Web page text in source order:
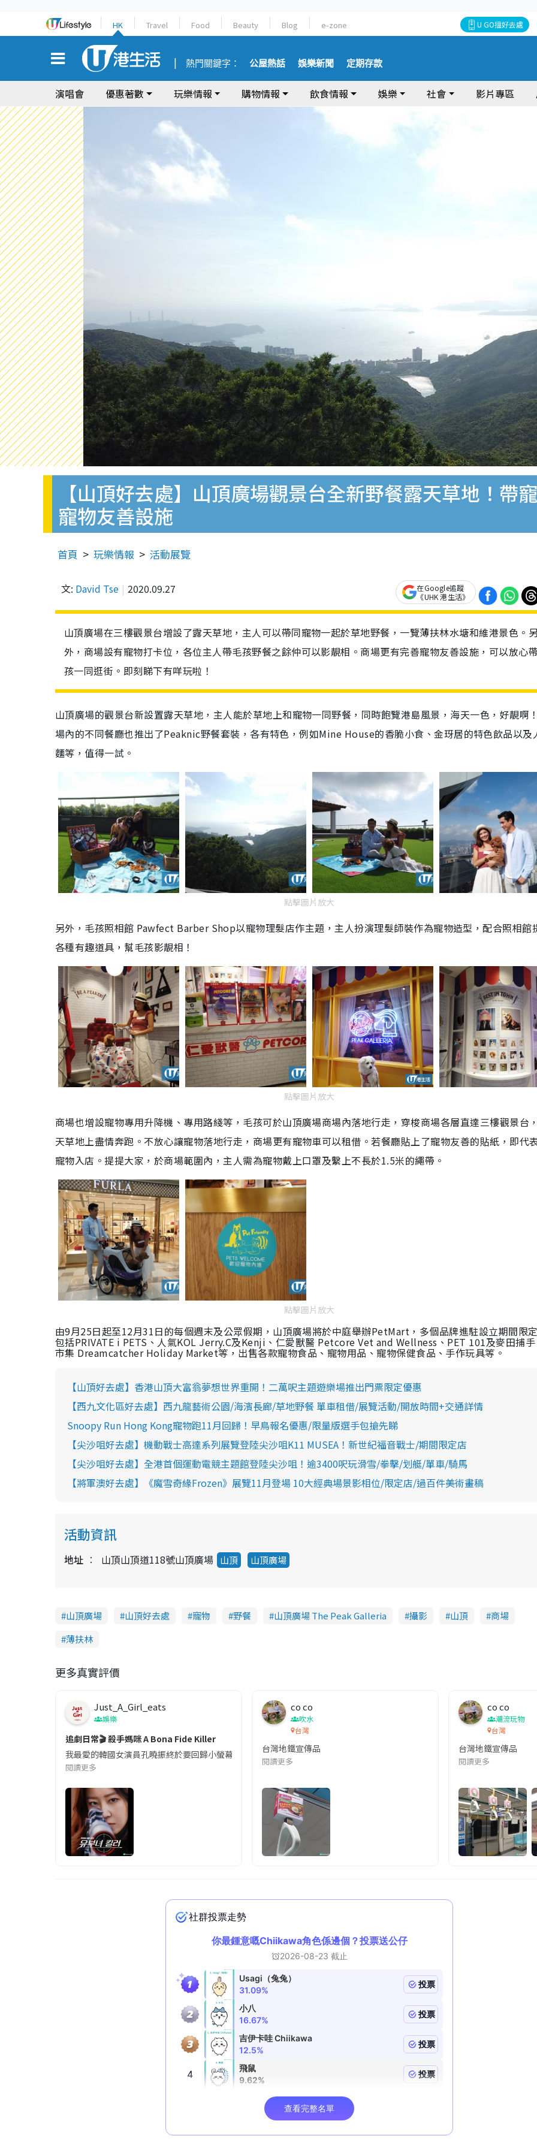
HK Travel Food Beauty Blog e-zone U GO搵好去處
熱門關鍵字： 公屋熱話 娛樂新聞 定期存款
演唱會 優惠著數 玩樂情報 購物情報 飲食情報 娛樂 社會 影片專區
【山頂好去處】山頂廣場觀景台全新野餐露天草地！帶
寵物友善設施
首頁 玩樂情報 活動展覽
文: David Tse 2020.09.27
在Google追蹤
《UHK 港生活》
山頂廣場在三樓觀景台增設了露天草地，主人可以帶同寵物一起於草地野餐，一覽薄扶林水塘和維港景色。
外，商場設有寵物打卡位，各位主人帶毛孩野餐之餘仲可以影靚相。商場更有完善寵物友善設施，可以放心
孩一同逛街。即刻睇下有咩玩啦！
山頂廣場的觀景台新設置露天草地，主人能於草地上和寵物一同野餐，同時飽覽港島風景，海天一色，好靚啊
場內的不同餐廳也推出了Peaknic野餐套裝，各有特色，例如Mine House的香脆小食、金玡居的特色飲品以及
麵等，值得一試。
點擊圖片放大
另外，毛孩照相館 Pawfect Barber Shop以寵物理髮店作主題，主人扮演理髮師裝作為寵物造型，配合照相館
各種有趣道具，幫毛孩影靚相！
點擊圖片放大
商場也增設寵物專用升降機、專用路綫等，毛孩可於山頂廣場商場內落地行走，穿梭商場各層直達三樓觀景台
天草地上盡情奔跑。不放心讓寵物落地行走，商場更有寵物車可以租借。若餐廳貼上了寵物友善的貼紙，即代
寵物入店。提提大家，於商場範圍內，主人需為寵物戴上口罩及繫上不長於1.5米的繩帶。
點擊圖片放大
由9月25日起至12月31日的每個週末及公眾假期，山頂廣場將於中庭舉辦PetMart ， 多個品牌進駐設立期間限
包括PRIVATE i PETS 、 人氣KOL Jerry.C及Kenji 、仁愛獸醫 Petcore Vet and Wellness 、 PET 101及麥田捕手
市集 Dreamcatcher Holiday Market等，出售各款寵物食品、 寵物用品、寵物保健食品、手作玩具等 。
【山頂好去處】香港山頂大富翁夢想世界重開！二萬呎主題遊樂場推出門票限定優惠
【西九文化區好去處】西九龍藝術公園/海濱長廊/草地野餐 單車租借/展覽活動/開放時間+交通詳情
Snoopy Run Hong Kong寵物跑11月回歸！早鳥報名優惠/限量版選手包搶先睇
【尖沙咀好去處】機動戰士高達系列展覽登陸尖沙咀K11 MUSEA！新世紀福音戰士/期間限定店
【尖沙咀好去處】全港首個運動電競主題館登陸尖沙咀！逾3400呎玩滑雪/拳擊/划艇/單車/騎馬
【將軍澳好去處】《魔雪奇緣Frozen》展覽11月登場 10大經典場景影相位/限定店/過百件美術畫稿
活動資訊
地址 山頂山頂道118號山頂廣場 山頂 山頂廣場
山頂廣場 山頂好去處 寵物 野餐 山頂廣場 The Peak Galleria 攝影 山頂
商場
薄扶林
更多真實評價
Just_A_Girl_eats
娛樂
追劇日常🎬 殺手媽咪 A Bona Fide Killer
我最愛的韓國女演員孔曉振終於要回歸小螢幕啦!這次的劇本改編自同名網絡漫畫,故事主軸圍繞女主角柳寶娜 —— 表面上是一
閱讀更多
co co
吹水
台灣
台灣地鐵宣傳品
閱讀更多
co co
潮流玩物
台灣
台灣地鐵宣傳品
閱讀更多